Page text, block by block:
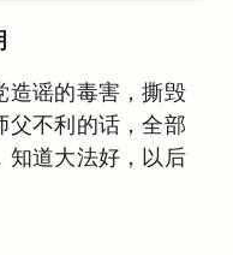
造谣的毒害，撕毁
父不利的话，全部
知道大法好，以后